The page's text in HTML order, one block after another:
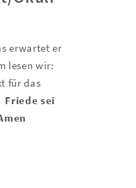
erwartet er
lesen wir:
für das
Friede sei